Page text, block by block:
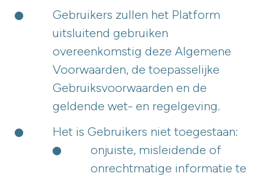
Gebruikers zullen het Platform
uitsluitend gebruiken
overeenkomstig deze Algemene
Voorwaarden, de toepasselijke
Gebruiksvoorwaarden en de
geldende wet- en regelgeving.
Het is Gebruikers niet toegestaan:
onjuiste, misleidende of
onrechtmatige informatie te